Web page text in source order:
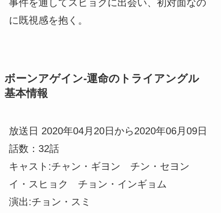
事件を通してスヒョクに出会い、初対面なの
に既視感を抱く。
ボーンアゲイン-運命のトライアングル
基本情報
放送日 2020年04月20日から2020年06月09日
話数：32話
キャスト:チャン・ギヨン チン・セヨン
イ・スヒョク チョン・インギョム
演出:チョン・スミ